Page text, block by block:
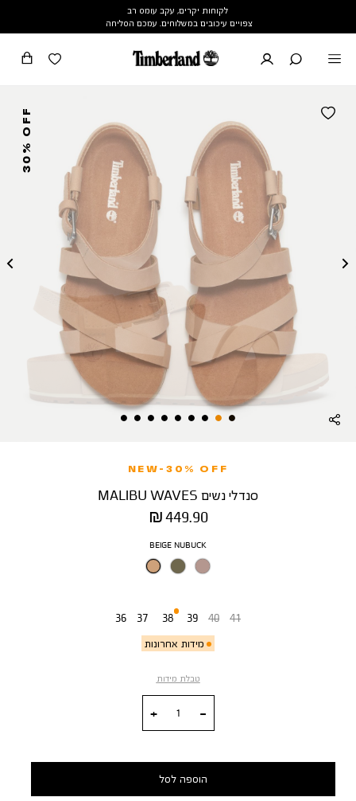
לקוחות יקרים, עקב עומס רב
צפויים עיכובים במשלוחים. עמכם הסליחה
30% OFF
NEW-30% OFF
סנדלי נשים MALIBU WAVES
מחיר
מוצר
449.90 ₪
צבע
BEIGE NUBUCK
36 37 38
מידות אחרונות
39 40 41
טבלת מידות
הוספה לסל